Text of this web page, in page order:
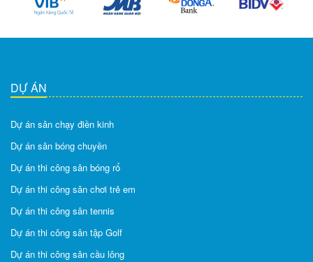
DỰ ÁN
Dự án sân chạy điền kinh
Dự án sân bóng chuyền
Dự án thi công sân bóng rổ
Dự án thi công sân chơi trẻ em
Dự án thi công sân tennis
Dự án thi công sân tập Golf
Dự án thi công sân cầu lông